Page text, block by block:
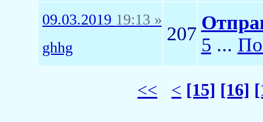
09.03.2019 19:13 »
ghhg
207
5 ...
<< < [15] [16]